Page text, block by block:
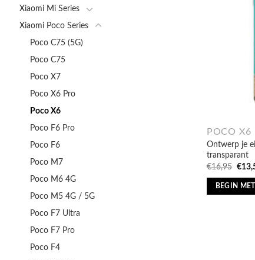
Xiaomi Mi Series
Xiaomi Poco Series
Poco C75 (5G)
Poco C75
Poco X7
Poco X6 Pro
Poco X6
Poco F6 Pro
Poco F6
Poco M7
Poco M6 4G
Poco M5 4G / 5G
Poco F7 Ultra
Poco F7 Pro
Poco F4
POCO X6
Ontwerp je
transparant
€16,95
was:
€
BEGIN